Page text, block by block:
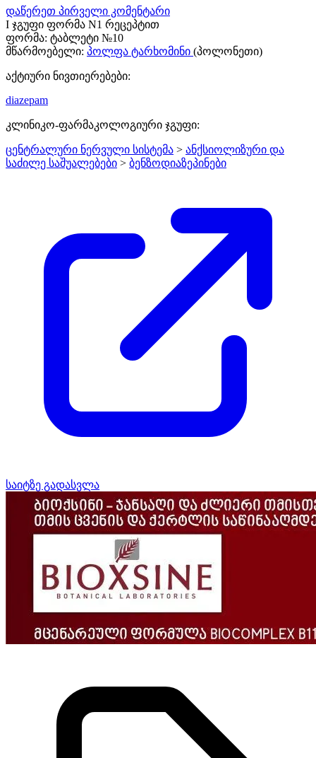
დაწერეთ პირველი კომენტარი
I ჯგუფი ფორმა N1 რეცეპტით
ფორმა: ტაბლეტი №10
მწარმოებელი: პოლფა ტარხომინი (პოლონეთი)
აქტიური ნივთიერებები:
diazepam
კლინიკო-ფარმაკოლოგიური ჯგუფი:
ცენტრალური ნერვული სისტემა > ანქსიოლიზური და
საძილე საშუალებები > ბენზოდიაზეპინები
საიტზე გადასვლა